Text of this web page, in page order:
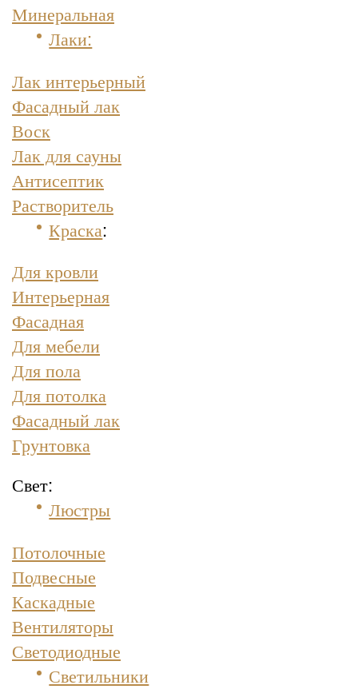
Минеральная
Лаки:
Лак интерьерный
Фасадный лак
Воск
Лак для сауны
Антисептик
Растворитель
Краска:
Для кровли
Интерьерная
Фасадная
Для мебели
Для пола
Для потолка
Фасадный лак
Грунтовка
Свет:
Люстры
Потолочные
Подвесные
Каскадные
Вентиляторы
Светодиодные
Светильники